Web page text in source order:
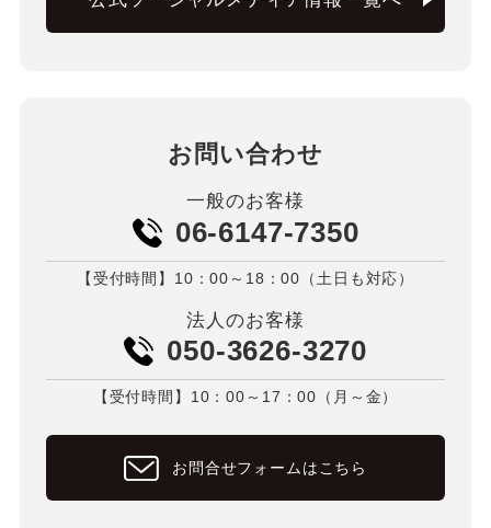
お問い合わせ
一般のお客様
06-6147-7350
【受付時間】10：00～18：00（土日も対応）
法人のお客様
050-3626-3270
【受付時間】10：00～17：00（月～金）
お問合せフォームはこちら